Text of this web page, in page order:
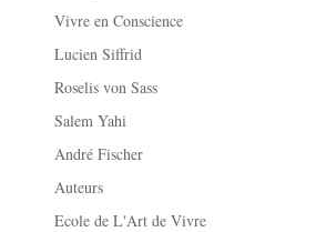
Vivre en Conscience
Lucien Siffrid
Roselis von Sass
Salem Yahi
André Fischer
Auteurs
Ecole de L'Art de Vivre